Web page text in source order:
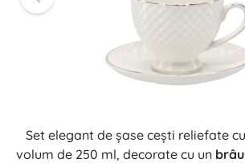
Set elegant de șase cești reliefate
volum de 250 ml, decorate cu un